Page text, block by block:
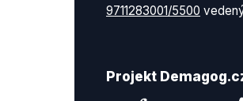
9711283001/5500
Projekt